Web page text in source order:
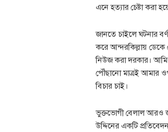
এনে হত্যার চেষ্টা করা
জানতে চাইলে ঘটনার
করে আন্দরকিল্লায়
নিউজ করা দরকার।
পৌঁছানো মাত্রই আমার
বিচার চাই।
ভুক্তভোগী বেলাল আরও
উদ্দিনের একটি